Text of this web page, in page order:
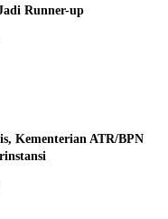
Runner-up
Kementerian ATR/BPN